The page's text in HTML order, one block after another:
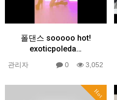
폴댄스 sooooo hot!
exoticpoleda…
관리자 0 3,052
Hot